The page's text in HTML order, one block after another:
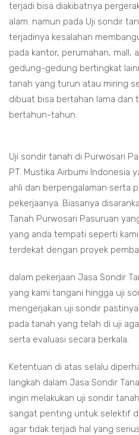
terjadi bisa diakibatnya
alam. namun pada Uji sondir
terjadinya kesalahan
pada kantor, perumahan, mall,
gedung-gedung bertingkat
tanah yang turun atau miring
dibuat bisa bertahan lama dan
bertahun-tahun.
Uji sondir tanah di Purwosari
PT. Mustika Airbumi Indonesia
ahli dan berpengalaman serta
pekerjaanya. Biasanya
Tanah Purwosari Pasuruan
yang anda tempati seperti
terdekat dengan proyek
dalam pekerjaan Jasa Sondir
yang kami tangani hingga uji
mengerjakan uji sondir
pada tanah yang telah di uji
serta evaluasi secara berkala.
Ketentuan di atas selalu
langkah dalam Jasa Sondir
ingin melakukan uji sondir
sangat penting untuk selektif
agar tidak terjadi hal yang